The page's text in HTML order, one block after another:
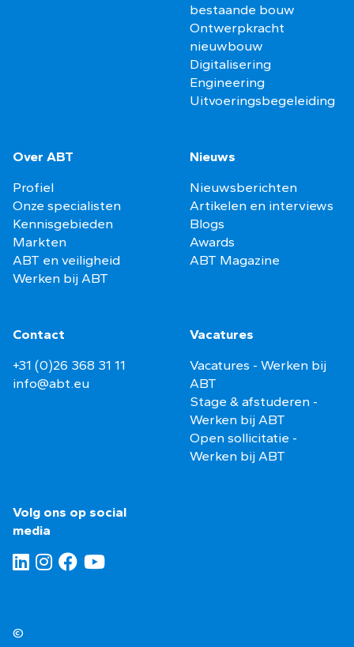
bestaande bouw
Ontwerpkracht
nieuwbouw
Digitalisering
Engineering
Uitvoeringsbegeleiding
Over ABT
Profiel
Onze specialisten
Kennisgebieden
Markten
ABT en veiligheid
Werken bij ABT
Nieuws
Nieuwsberichten
Artikelen en interviews
Blogs
Awards
ABT Magazine
Contact
+31 (0)26 368 31 11
info@abt.eu
Vacatures
Vacatures - Werken bij
ABT
Stage & afstuderen -
Werken bij ABT
Open sollicitatie -
Werken bij ABT
Volg ons op social
media
©